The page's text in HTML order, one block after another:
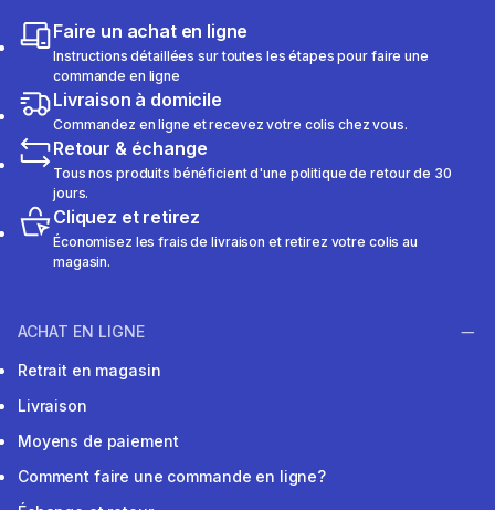
Faire un achat en ligne
Instructions détaillées sur toutes les étapes pour faire une
commande en ligne
Livraison à domicile
Commandez en ligne et recevez votre colis chez vous.
Retour & échange
Tous nos produits bénéficient d'une politique de retour de 30
jours.
Cliquez et retirez
Économisez les frais de livraison et retirez votre colis au
magasin.
ACHAT EN LIGNE
Retrait en magasin
Livraison
Moyens de paiement
Comment faire une commande en ligne?